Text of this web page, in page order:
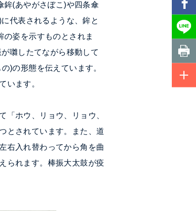
鉾(あやがさぼこ)や四条傘
代表されるような、鉾と
姿を示すものとされま
囃したてながら移動して
)の形態を伝えています。
います。
「ホウ、リョウ、リョウ、
とされています。また、道
右入れ替わってから角を曲
られます。棒振大太鼓が疫